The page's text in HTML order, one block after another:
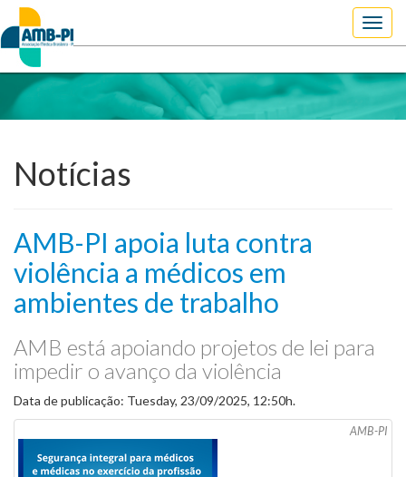
Notícias
AMB-PI apoia luta contra
violência a médicos em
ambientes de trabalho
AMB está apoiando projetos de lei para
impedir o avanço da violência
Data de publicação: Tuesday, 23/09/2025, 12:50h.
AMB-PI